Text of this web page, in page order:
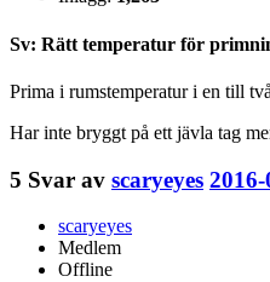
Sv: Rätt temperatur för
Prima i rumstemperatur i en till
Har inte bryggt på ett jävla tag
5 Svar av scaryeyes
scaryeyes
Medlem
Offline